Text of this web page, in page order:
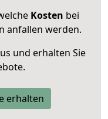
Kosten bei
anfallen werden.
und erhalten Sie
erhalten